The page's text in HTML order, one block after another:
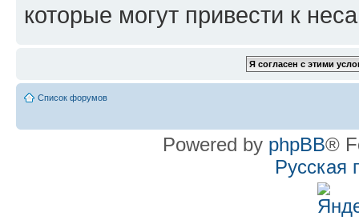
которые могут привести к
Список форумов
Powered by phpBB®
Русская